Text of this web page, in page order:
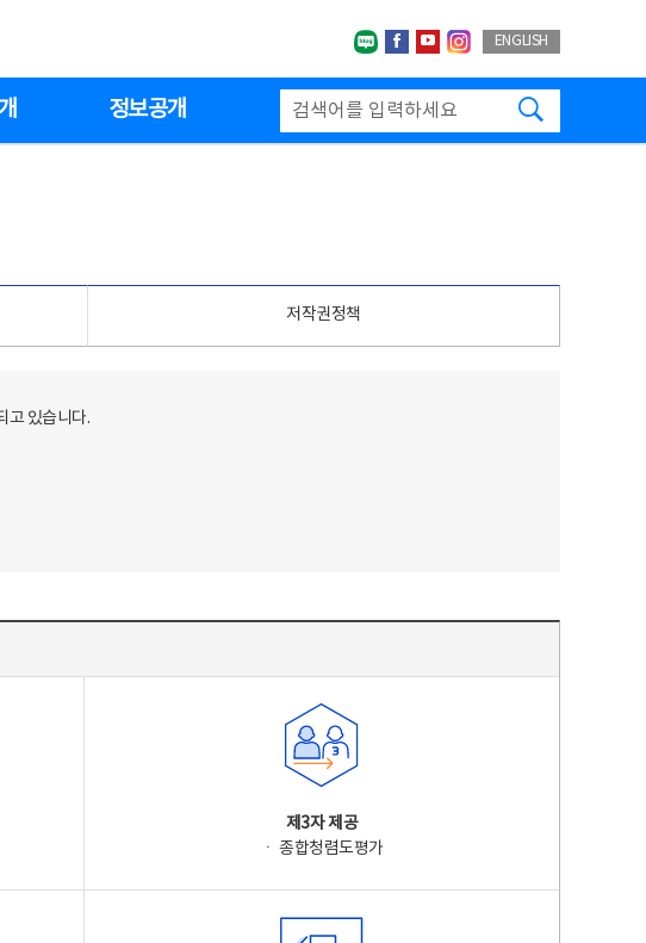
네이버블로그
페이스북
유투브인스타그랩
ENGLISH
정보공개
저작권정책
고 있습니다.
제3자 제공
ㆍ 종합청렴도평가